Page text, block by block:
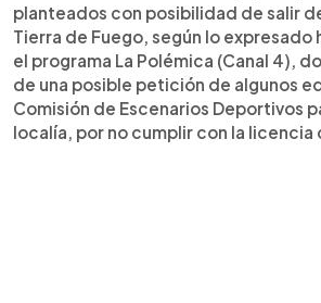
planteados con posibilidad de salir
Tierra de Fuego, según lo expresado
el programa La Polémica (Canal 4),
de una posible petición de algunos
Comisión de Escenarios Deportivos
localía, por no cumplir con la licencia